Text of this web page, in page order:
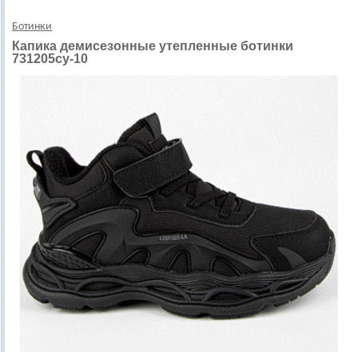
Ботинки
Капика демисезонные утепленные ботинки
731205су-10